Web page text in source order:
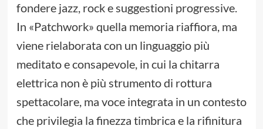
fondere jazz, rock e suggestioni progressive.
In «Patchwork» quella memoria riaffiora, ma
viene rielaborata con un linguaggio più
meditato e consapevole, in cui la chitarra
elettrica non è più strumento di rottura
spettacolare, ma voce integrata in un contesto
che privilegia la finezza timbrica e la rifinitura